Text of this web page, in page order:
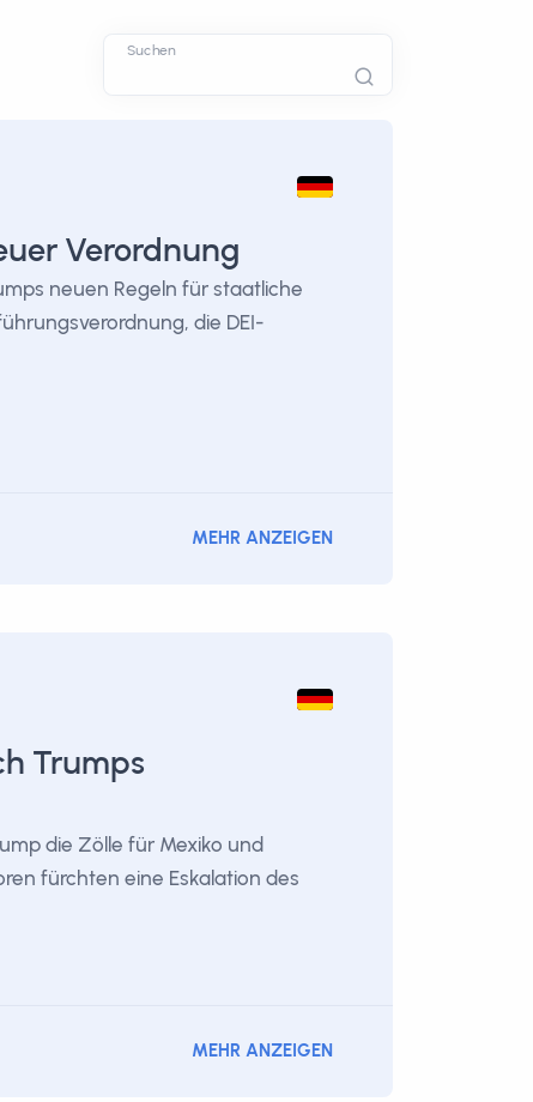
Suchen
Verordnung
neuen Regeln für staatliche
die DEI-
MEHR ANZEIGEN
Trumps
die Zölle für Mexiko und
fürchten eine Eskalation des
MEHR ANZEIGEN